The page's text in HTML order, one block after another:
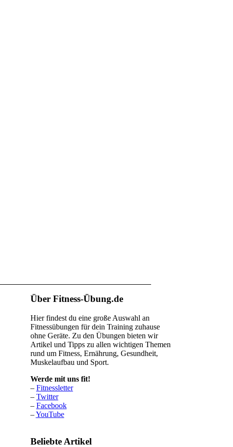
Über Fitness-Übung.de
Hier findest du eine große Auswahl an
Fitnessübungen für dein Training zuhause
ohne Geräte. Zu den Übungen bieten wir
Artikel und Tipps zu allen wichtigen Themen
rund um Fitness, Ernährung, Gesundheit,
Muskelaufbau und Sport.
Werde mit uns fit!
– Fitnessletter
– Twitter
– Facebook
–YouTube
Beliebte Artikel